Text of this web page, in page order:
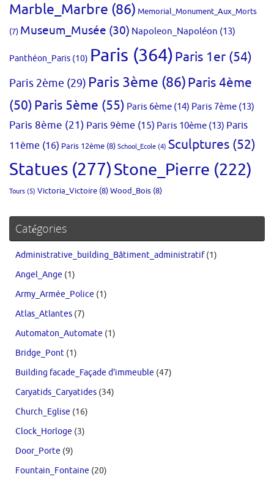
Marble_Marbre (86) Memorial_Monument_Aux_Morts
(7) Museum_Musée (30) Napoleon_Napoléon (13)
Panthéon_Paris (10) Paris (364)Paris 1er (54)
Paris 2ème (29) Paris 3ème (86)Paris 4ème
(50)Paris 5ème (55) Paris 6ème (14) Paris 7ème (13)
Paris 8ème (21) Paris 9ème (15) Paris 10ème (13) Paris
11ème (16) Paris 12ème (8) School_Ecole (4) Sculptures (52)
Statues (277)Stone_Pierre (222)
Tours (5) Victoria_Victoire (8)Wood_Bois (8)
Catégories
Administrative_building_Bâtiment_administratif(1)
Angel_Ange (1)
Army_Armée_Police (1)
Atlas_Atlantes (7)
Automaton_Automate (1)
Bridge_Pont (1)
Building facade_Façade d'immeuble (47)
Caryatids_Caryatides (34)
Church_Eglise (16)
Clock_Horloge (3)
Door_Porte (9)
Fountain_Fontaine (20)